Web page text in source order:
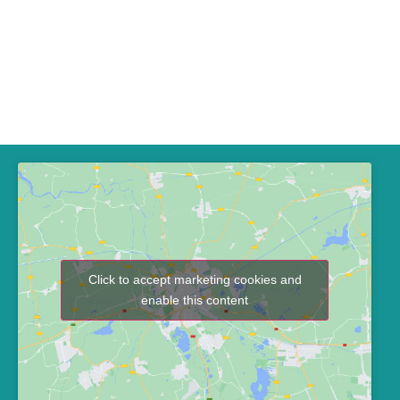
Click to accept marketing cookies and
enable this content